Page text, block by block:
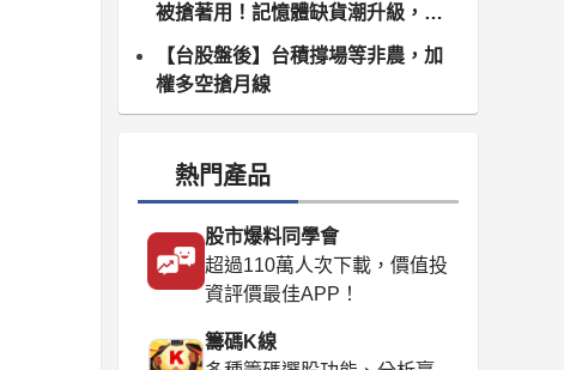
被搶著用！記憶體缺貨潮升級，南
亞科、群聯領軍噴發
【台股盤後】台積撐場等非農，加
權多空搶月線
熱門產品
股市爆料同學會
超過110萬人次下載，價值投
資評價最佳APP！
籌碼K線